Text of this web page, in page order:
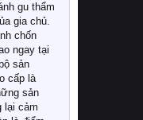
gu thẩm
gia chủ.
chốn
ngay tại
sản
cấp là
sản
lại cảm